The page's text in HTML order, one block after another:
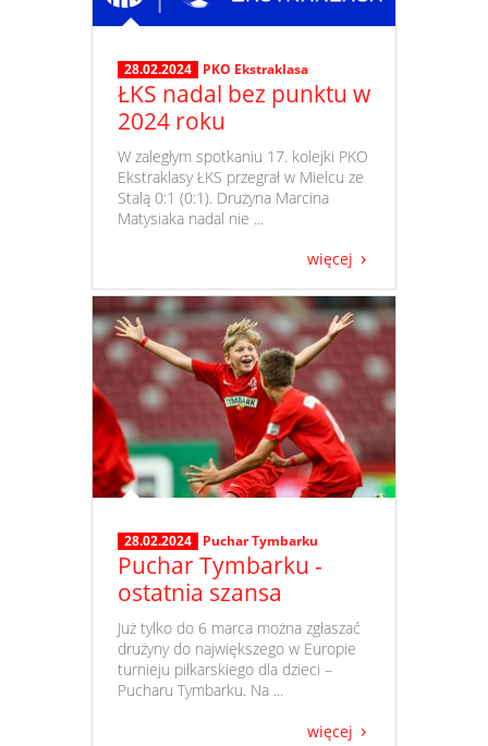
28.02.2024 PKO Ekstraklasa
ŁKS nadal bez punktu w
2024 roku
​ W zaległym spotkaniu 17. kolejki PKO
Ekstraklasy ŁKS przegrał w Mielcu ze
Stalą 0:1 (0:1). Drużyna Marcina
Matysiaka nadal nie ...
więcej
28.02.2024 Puchar Tymbarku
Puchar Tymbarku -
ostatnia szansa
​ Już tylko do 6 marca można zgłaszać
drużyny do największego w Europie
turnieju piłkarskiego dla dzieci –
Pucharu Tymbarku. Na ...
więcej